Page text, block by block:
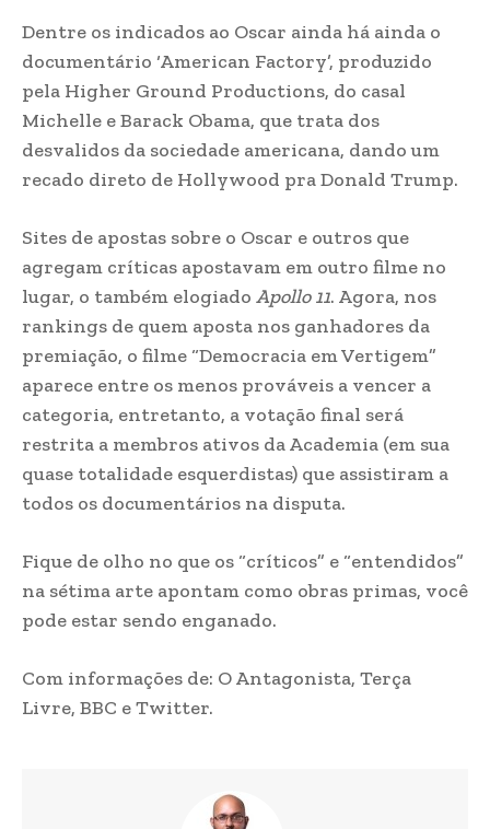
Dentre os indicados ao Oscar ainda há ainda o
documentário ‘American Factory’, produzido
pela Higher Ground Productions, do casal
Michelle e Barack Obama, que trata dos
desvalidos da sociedade americana, dando um
recado direto de Hollywood pra Donald Trump.
Sites de apostas sobre o Oscar e outros que
agregam críticas apostavam em outro filme no
lugar, o também elogiado Apollo 11. Agora, nos
rankings de quem aposta nos ganhadores da
premiação, o filme “Democracia em Vertigem”
aparece entre os menos prováveis a vencer a
categoria, entretanto, a votação final será
restrita a membros ativos da Academia (em sua
quase totalidade esquerdistas) que assistiram a
todos os documentários na disputa.
Fique de olho no que os “críticos” e “entendidos”
na sétima arte apontam como obras primas, você
pode estar sendo enganado.
Com informações de: O Antagonista, Terça
Livre, BBC e Twitter.